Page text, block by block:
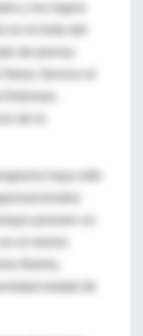
y los logros
de prensa
haya sido
proveen un